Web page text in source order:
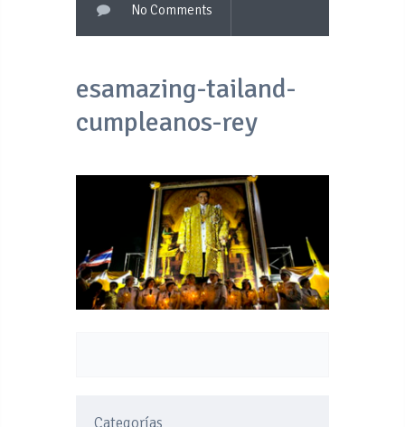
No Comments
esamazing-tailand-
cumpleanos-rey